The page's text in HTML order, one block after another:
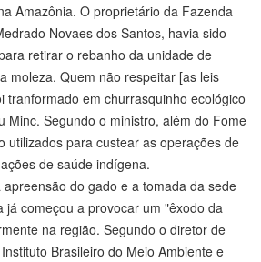
Amazônia. O proprietário da Fazenda
Novaes dos Santos, havia sido
retirar o rebanho da unidade de
moleza. Quem não respeitar [as leis
tranformado em churrasquinho ecológico
Minc. Segundo o ministro, além do Fome
utilizados para custear as operações de
de saúde indígena.
do gado e a tomada da sede
já começou a provocar um "êxodo da
na região. Segundo o diretor de
Brasileiro do Meio Ambiente e